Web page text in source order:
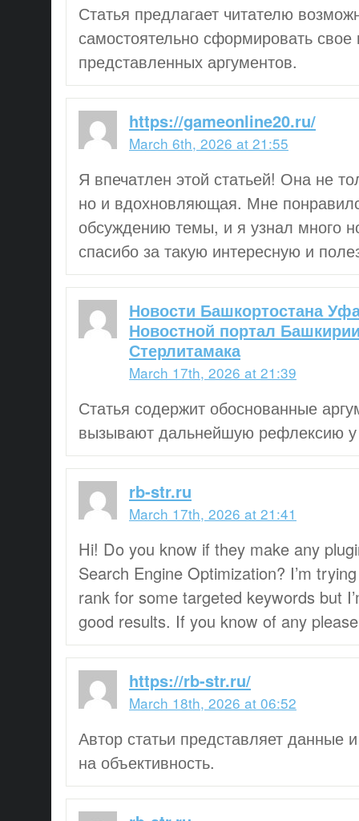
Статья предлагает читателю
самостоятельно сформировать
представленных аргументов.
https://gameonline20.ru/
March 6th, 2026 at 21:55
Я впечатлен этой статьей! Она не
но и вдохновляющая. Мне
обсуждению темы, и я узнал много
спасибо за такую интересную и
Новости Башкортостана
Новостной портал
Стерлитамака
March 17th, 2026 at 21:39
Статья содержит обоснованные
вызывают дальнейшую рефлексию у
rb-str.ru
March 17th, 2026 at 21:41
Hi! Do you know if they make any
Search Engine Optimization? I’m
rank for some targeted keywords but
good results. If you know of any
https://rb-str.ru/
March 18th, 2026 at 06:52
Автор статьи представляет данные
на объективность.